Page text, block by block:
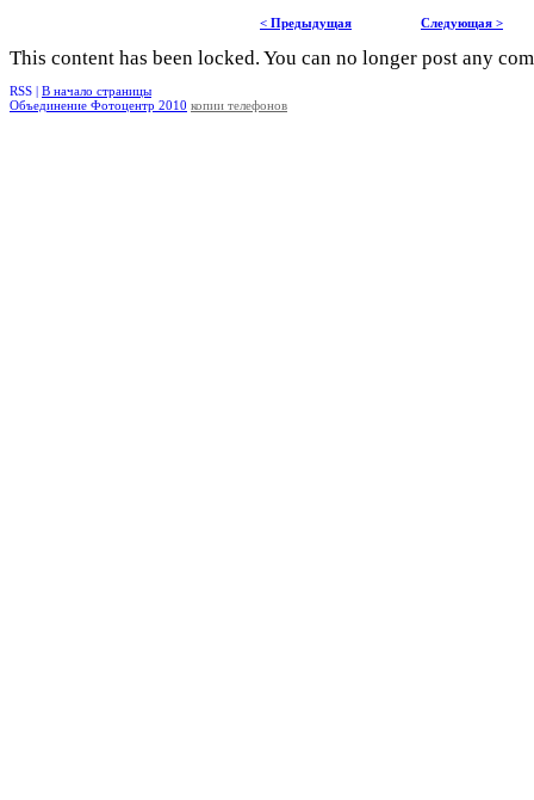
< Предыдущая Следующая >
This content has been locked. You can no longer post any
RSS | В начало страницы
Объединение Фотоцентр 2010 копии телефонов